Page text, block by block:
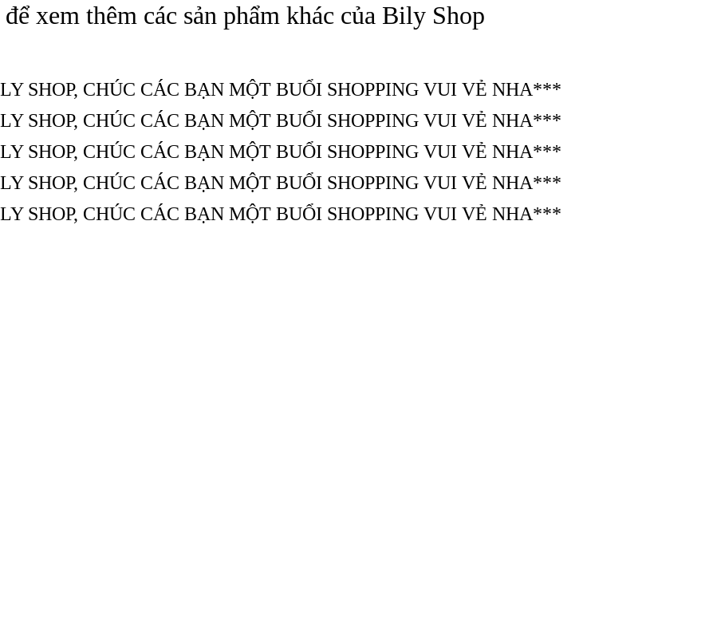
để xem thêm các sản phẩm khác của Bily Shop
SHOP, CHÚC CÁC BẠN MỘT BUỔI SHOPPING VUI VẺ NHA***
SHOP, CHÚC CÁC BẠN MỘT BUỔI SHOPPING VUI VẺ NHA***
SHOP, CHÚC CÁC BẠN MỘT BUỔI SHOPPING VUI VẺ NHA***
SHOP, CHÚC CÁC BẠN MỘT BUỔI SHOPPING VUI VẺ NHA***
SHOP, CHÚC CÁC BẠN MỘT BUỔI SHOPPING VUI VẺ NHA***